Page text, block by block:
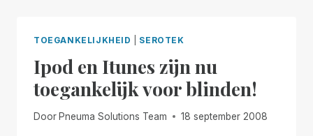
TOEGANKELIJKHEID SEROTEK
Ipod en Itunes zijn nu
toegankelijk voor blinden!
Door Pneuma Solutions Team 18 september 2008